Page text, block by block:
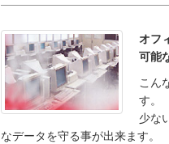
オフ
可能
こん
す。
少な
なデータを守る事が出来ます。